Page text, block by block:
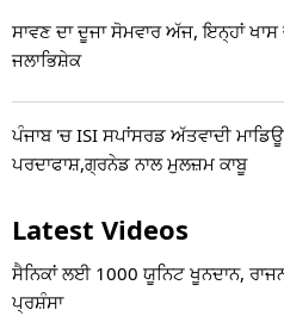
ਸਾਵਣ ਦਾ ਦੂਜਾ ਸੋਮਵਾਰ ਅੱਜ, ਇਨ੍ਹਾਂ ਖਾਸ
ਜਲਾਭਿਸ਼ੇਕ
ਪੰਜਾਬ 'ਚ ISI ਸਪਾਂਸਰਡ ਅੱਤਵਾਦੀ
ਪਰਦਾਫਾਸ਼,ਗ੍ਰਨੇਡ ਨਾਲ ਮੁਲਜ਼ਮ ਕਾਬੂ
Latest Videos
ਸੈਨਿਕਾਂ ਲਈ 1000 ਯੂਨਿਟ ਖੂਨਦਾਨ,
ਪ੍ਰਸ਼ੰਸਾ